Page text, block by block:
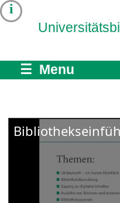
i
☰ Menu